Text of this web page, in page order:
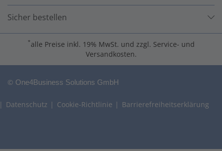
Sicher bestellen
*alle Preise inkl. 19% MwSt. und zzgl. Service- und
Versandkosten.
© One4Business Solutions GmbH
Datenschutz Cookie-Richtlinie Barrierefreiheitserklärung